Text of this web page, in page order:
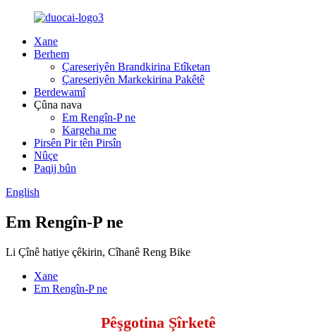
Xane
Berhem
Çareseriyên Brandkirina Etîketan
Çareseriyên Markekirina Pakêtê
Berdewamî
Çûna nava
Em Rengîn-P ne
Kargeha me
Pirsên Pir tên Pirsîn
Nûçe
Paqij bûn
English
Em Rengîn-P ne
Li Çînê hatiye çêkirin, Cîhanê Reng Bike
Xane
Em Rengîn-P ne
Pêşgotina Şîrketê